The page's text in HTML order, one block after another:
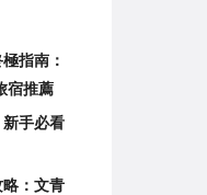
指南：
宿推薦
手必看
：文青